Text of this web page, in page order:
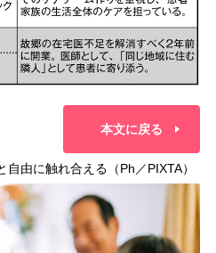
本文に戻る
由に触れ合える（Ph／PIXTA）